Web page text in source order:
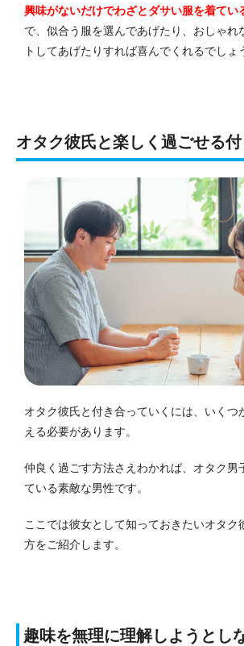
興味がないだけでわざとダサい服を着てい
で、似合う服を選んであげたり、おしゃれ
トしてあげたりすれば喜んでくれるでしょ
オタク彼氏と楽しく過ごせる
オタク彼氏と付き合っていくには、いくつ
える必要があります。
仲良く過ごす方法さえわかれば、オタク男
ている素敵な男性です。
ここでは彼女として知っておきたいオタク
方をご紹介します。
趣味を無理に理解しようとし